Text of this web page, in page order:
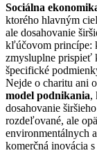
Sociálna
ktorého hlavným
ale dosahovanie
kľúčovom princípe:
zmysluplne prispieť
špecifické
Nejde o charitu ani
model podnikania,
dosahovanie
rozdeľované, ale
environmentálnych
komerčná inovácia